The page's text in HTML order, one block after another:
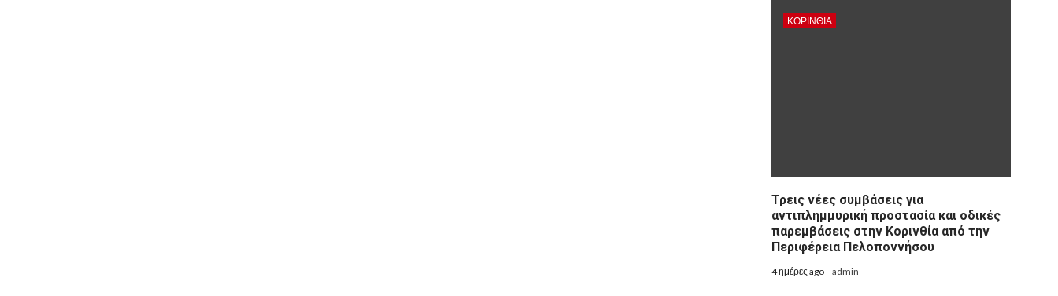
ΚΟΡΙΝΘΊΑ
Τρεις νέες συμβάσεις για
αντιπλημμυρική προστασία και οδικές
παρεμβάσεις στην Κορινθία από την
Περιφέρεια Πελοποννήσου
4 ημέρες ago admin